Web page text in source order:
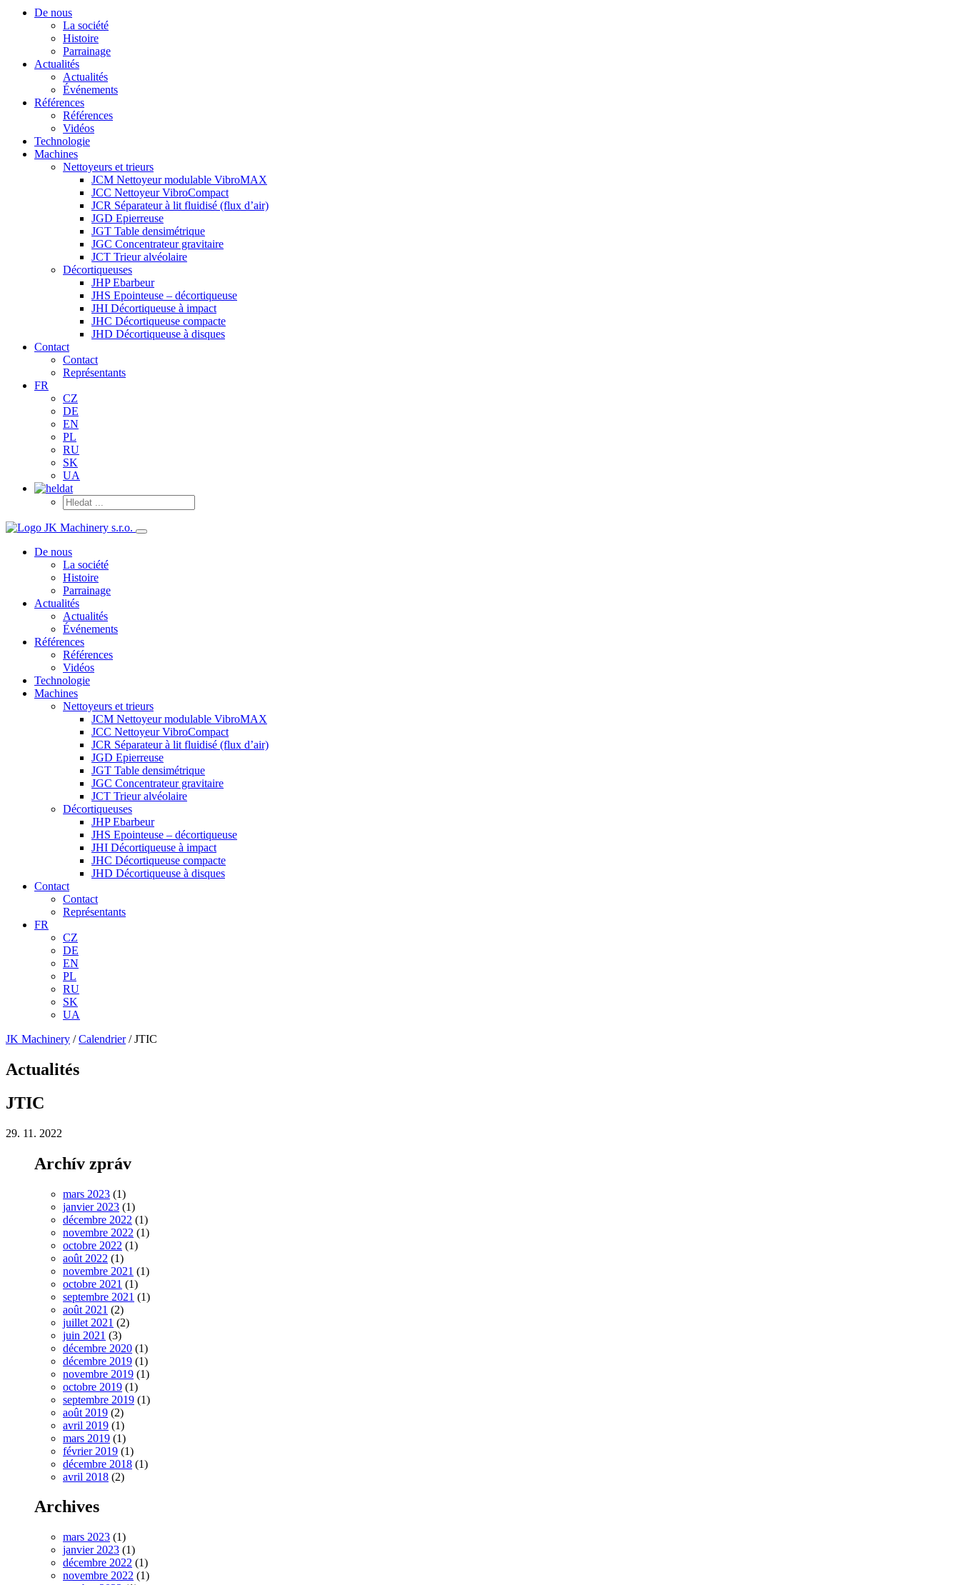
De nous
La société
Histoire
Parrainage
Actualités
Actualités
Événements
Références
Références
Vidéos
Technologie
Machines
Nettoyeurs et trieurs
JCM Nettoyeur modulable VibroMAX
JCC Nettoyeur VibroCompact
JCR Séparateur à lit fluidisé (flux d’air)
JGD Epierreuse
JGT Table densimétrique
JGC Concentrateur gravitaire
JCT Trieur alvéolaire
Décortiqueuses
JHP Ebarbeur
JHS Epointeuse – décortiqueuse
JHI Décortiqueuse à impact
JHC Décortiqueuse compacte
JHD Décortiqueuse à disques
Contact
Contact
Représentants
FR
CZ
DE
EN
PL
RU
SK
UA
De nous
La société
Histoire
Parrainage
Actualités
Actualités
Événements
Références
Références
Vidéos
Technologie
Machines
Nettoyeurs et trieurs
JCM Nettoyeur modulable VibroMAX
JCC Nettoyeur VibroCompact
JCR Séparateur à lit fluidisé (flux d’air)
JGD Epierreuse
JGT Table densimétrique
JGC Concentrateur gravitaire
JCT Trieur alvéolaire
Décortiqueuses
JHP Ebarbeur
JHS Epointeuse – décortiqueuse
JHI Décortiqueuse à impact
JHC Décortiqueuse compacte
JHD Décortiqueuse à disques
Contact
Contact
Représentants
FR
CZ
DE
EN
PL
RU
SK
UA
JK Machinery /Calendrier/JTIC
Actualités
JTIC
29. 11. 2022
Archív zpráv
mars 2023 (1)
janvier 2023 (1)
décembre 2022 (1)
novembre 2022 (1)
octobre 2022 (1)
août 2022 (1)
novembre 2021 (1)
octobre 2021 (1)
septembre 2021 (1)
août 2021 (2)
juillet 2021 (2)
juin 2021 (3)
décembre 2020 (1)
décembre 2019 (1)
novembre 2019 (1)
octobre 2019 (1)
septembre 2019 (1)
août 2019 (2)
avril 2019 (1)
mars 2019 (1)
février 2019 (1)
décembre 2018 (1)
avril 2018 (2)
Archives
mars 2023 (1)
janvier 2023 (1)
décembre 2022 (1)
novembre 2022 (1)